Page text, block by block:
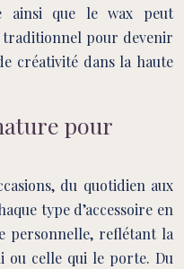
ainsi que le wax peut
pour devenir
créativité dans la haute
pour
du quotidien aux
type d’accessoire en
personnelle, reflétant la
ou celle qui le porte. Du